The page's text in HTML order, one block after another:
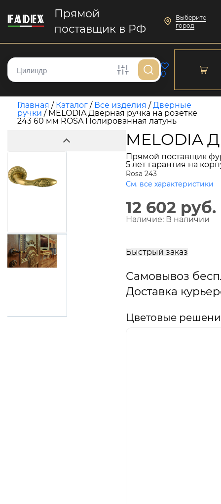
Прямой
поставщик в РФ
Выберите
город
0
Главная / Каталог / Все изделия /Дверные
ручки / MELODIA Дверная ручка на розетке
243 60 мм ROSA Полированная латунь
MELODIA
Прямой поставщик
5 лет гарантия на
Rosa 243
См. все характеристики
12 602 руб.
Наличие: В наличии
Быстрый заказ
Самовывоз
Доставка
Цветовые